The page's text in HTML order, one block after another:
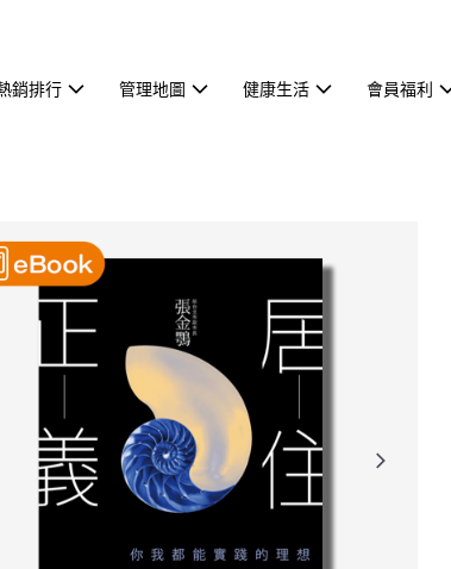
銷排行 管理地圖 健康生活 會員福利